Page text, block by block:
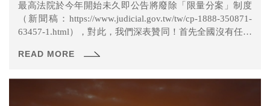
最高法院於今年開始未久即公告將廢除「限量分案」制度
（新聞稿：https://www.judicial.gov.tw/tw/cp-1888-350871-
63457-1.html），對此，我們深表贊同！首先全國沒有任何
宵衣旰食地努力審理分派到的案件，基於法官職位的公平
高法院等待分案，等待時間甚至可能超過1年以上才進行分
READ MORE